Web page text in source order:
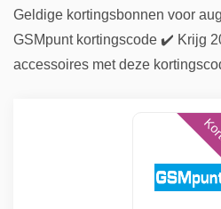
Geldige kortingsbonnen voor
GSMpunt kortingscode ✔️ Krijg
accessoires met deze